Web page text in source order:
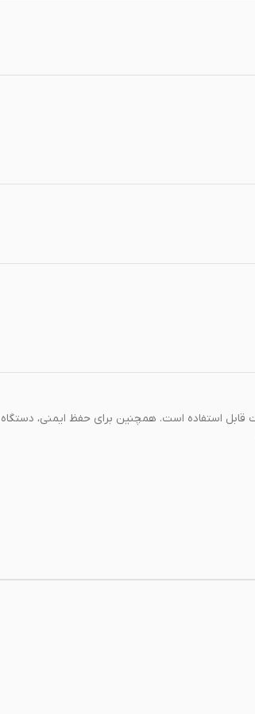
بار شارژ کامل، بسته به سطح گرمایش و حالت ماساژ انتخابی، حدود ۳ تا ۵ ساعت قابل استفاده است. همچنین برای حفظ